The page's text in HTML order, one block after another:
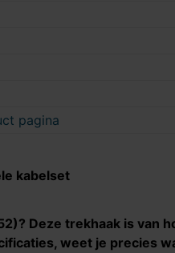
pagina
kabelset
? Deze trekhaak is van
weet je precies